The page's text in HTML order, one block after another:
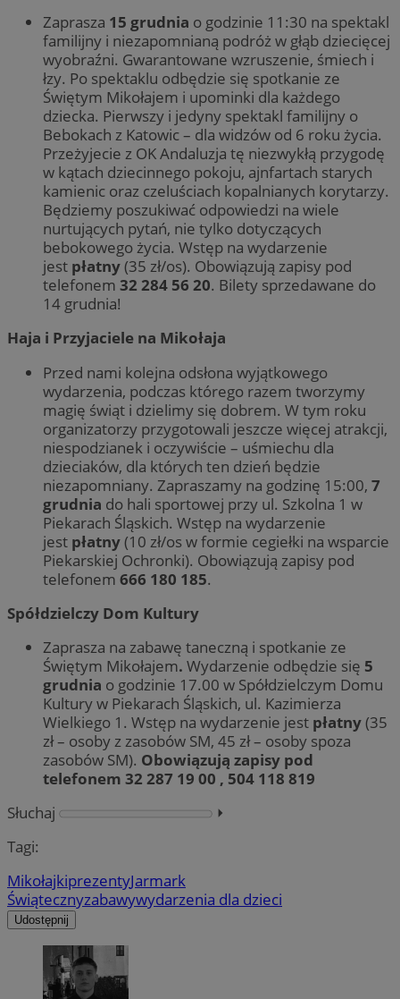
Zaprasza 15 grudnia o godzinie 11:30 na spektakl
familijny i niezapomnianą podróż w głąb dziecięcej
wyobraźni. Gwarantowane wzruszenie, śmiech i
łzy. Po spektaklu odbędzie się spotkanie ze
Świętym Mikołajem i upominki dla każdego
dziecka. Pierwszy i jedyny spektakl familijny o
Bebokach z Katowic – dla widzów od 6 roku życia.
Przeżyjecie z OK Andaluzja tę niezwykłą przygodę
w kątach dziecinnego pokoju, ajnfartach starych
kamienic oraz czeluściach kopalnianych korytarzy.
Będziemy poszukiwać odpowiedzi na wiele
nurtujących pytań, nie tylko dotyczących
bebokowego życia. Wstęp na wydarzenie
jest płatny(35 zł/os). Obowiązują zapisy pod
telefonem 32 284 56 20. Bilety sprzedawane do
14 grudnia!
Haja i Przyjaciele na Mikołaja
Przed nami kolejna odsłona wyjątkowego
wydarzenia, podczas którego razem tworzymy
magię świąt i dzielimy się dobrem. W tym roku
organizatorzy przygotowali jeszcze więcej atrakcji,
niespodzianek i oczywiście – uśmiechu dla
dzieciaków, dla których ten dzień będzie
niezapomniany. Zapraszamy na godzinę 15:00, 7
grudnia do hali sportowej przy ul. Szkolna 1 w
Piekarach Śląskich. Wstęp na wydarzenie
jest płatny(10 zł/os w formie cegiełki na wsparcie
Piekarskiej Ochronki). Obowiązują zapisy pod
telefonem 666 180 185.
Spółdzielczy Dom Kultury
Zaprasza na zabawę taneczną i spotkanie ze
Świętym Mikołajem. Wydarzenie odbędzie się 5
grudnia o godzinie 17.00 w Spółdzielczym Domu
Kultury w Piekarach Śląskich, ul. Kazimierza
Wielkiego 1. Wstęp na wydarzenie jest płatny(35
zł – osoby z zasobów SM, 45 zł – osoby spoza
zasobów SM). Obowiązują zapisy pod
telefonem 32 287 19 00 , 504 118 819
Słuchaj
⏵︎
Tagi:
MikołajkiprezentyJarmark
Świątecznyzabawywydarzenia dla dzieci
Udostępnij